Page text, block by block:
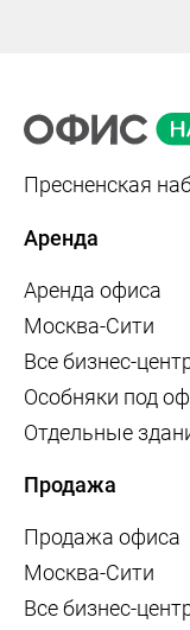
Пресненская
Аренда
Аренда офиса
Москва-Сити
Все бизнес-
Особняки под
Отдельные
Продажа
Продажа офиса
Москва-Сити
Все бизнес-